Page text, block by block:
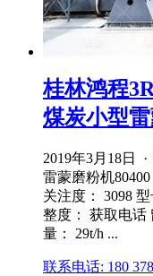
桂林鸿程
煤炭小型
2019年3月18日
雷蒙磨粉机
关注度： 3098
整度： 获取电话
量： 29t/h ...
联系电话: 180